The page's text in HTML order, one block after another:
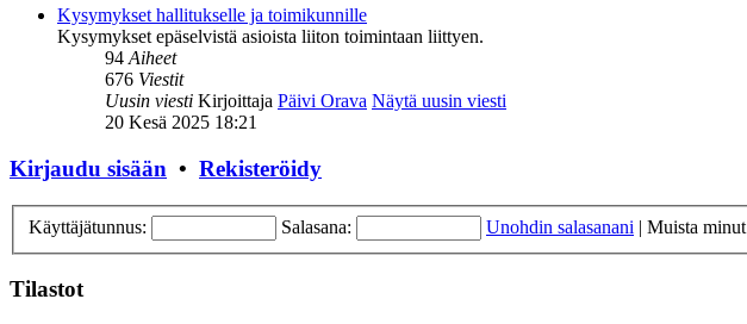
Kysymykset hallitukselle ja toimikunnille
Kysymykset epäselvistä asioista liiton toimintaan liittyen.
94Aiheet
676 Viestit
Uusin viesti Kirjoittaja Päivi Orava Näytä uusin viesti
20 Kesä 2025 18:21
Kirjaudu sisään • Rekisteröidy
Käyttäjätunnus: Salasana: Unohdin salasanani | Muista minut
Tilastot